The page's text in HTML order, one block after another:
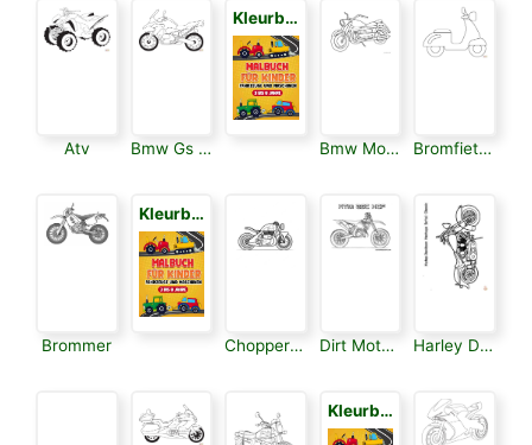
Atv Bmw Gs 120
Kleurboek voor Kinderen 3
Bmw Motorfiets Bromfiets Motor
Brommer
Kleurboek voor Kinderen 3
Chopper Motorfiets Dirt Motorfiets Harley Davidson
Kleurboek voor Kinderen 3